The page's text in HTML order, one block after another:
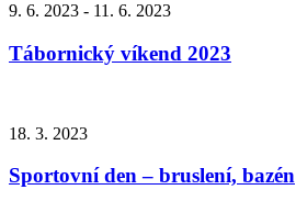
9. 6. 2023 - 11. 6. 2023
Tábornický víkend 2023
18. 3. 2023
Sportovní den – bruslení, bazén